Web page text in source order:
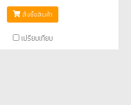
สั่งซื้อสินค้า
เปรียบเทียบ